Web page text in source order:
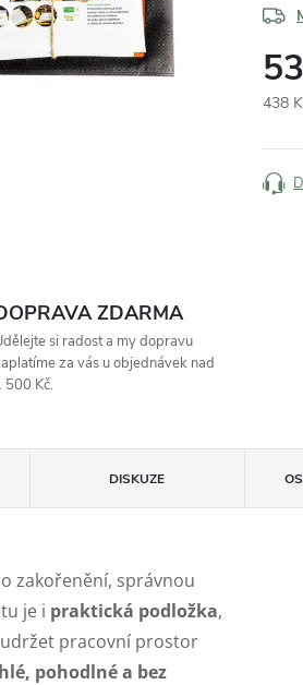
438
cena:
ZDARMA
si radost a my dopravu
za vás u objednávek nad
500 Kč.
DISKUZE
zakořenění, správnou
je i praktická podložka,
pracovní prostor
pohodlné a bez